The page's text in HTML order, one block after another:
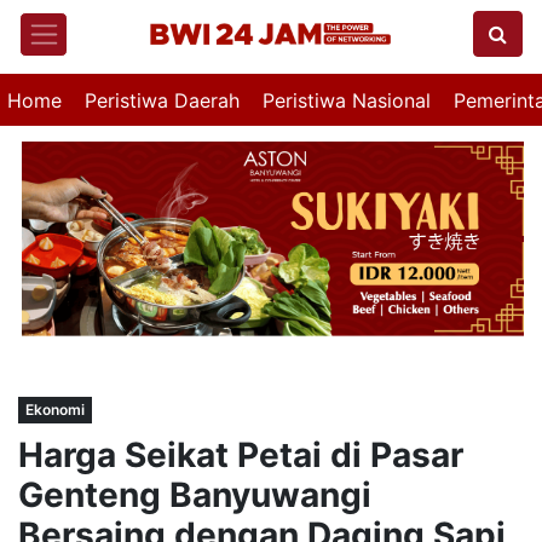
Home Peristiwa Daerah Peristiwa Nasional
Ekonomi
Harga Seikat Petai di Pasar
Genteng Banyuwangi